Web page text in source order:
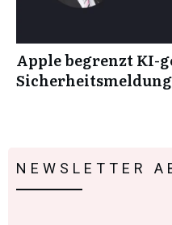
Apple begrenzt KI-
NEWSLETTER